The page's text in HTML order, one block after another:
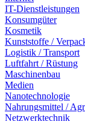
IT-Dienstleistungen
Konsumgüter
Kosmetik
Kunststoffe /
Logistik / Transport
Luftfahrt / Rüstung
Maschinenbau
Medien
Nanotechnologie
Nahrungsmittel /
Netzwerktechnik